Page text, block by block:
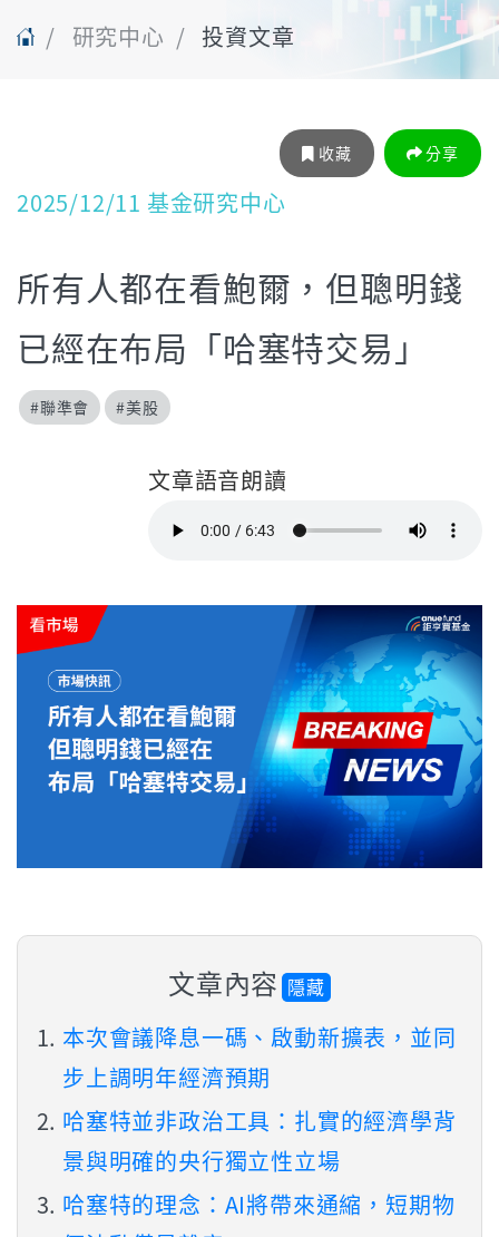
研究中心 投資文章
收藏 分享
2025/12/11 基金研究中心
所有人都在看鮑爾，但聰明錢
已經在布局「哈塞特交易」
#聯準會 #美股
文章語音朗讀
文章內容 隱藏
本次會議降息一碼、啟動新擴表，並同
步上調明年經濟預期
哈塞特並非政治工具：扎實的經濟學背
景與明確的央行獨立性立場
哈塞特的理念：AI將帶來通縮，短期物